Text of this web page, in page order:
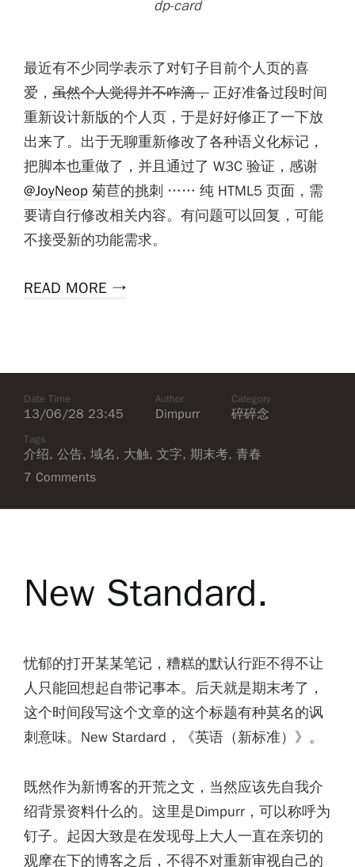
dp-card
最近有不少同学表示了对钉子目前个人页的喜
爱， 虽然个人觉得并不咋滴， 正好准备过段时间
重新设计新版的个人页，于是好好修正了一下放
出来了。出于无聊重新修改了各种语义化标记，
把脚本也重做了，并且通过了 W3C 验证，感谢
@JoyNeop 菊苣的挑刺 …… 纯 HTML5 页面，需
要请自行修改相关内容。有问题可以回复，可能
不接受新的功能需求。
READ MORE →
Date Time
13/06/28 23:45
Author
Dimpurr
Category
碎碎念
Tags
介绍, 公告, 域名, 大触, 文字, 期末考, 青春
7 Comments
New Standard.
忧郁的打开某某笔记，糟糕的默认行距不得不让
人只能回想起自带记事本。后天就是期末考了，
这个时间段写这个文章的这个标题有种莫名的讽
刺意味。New Stardard，《英语（新标准）》。
既然作为新博客的开荒之文，当然应该先自我介
绍背景资料什么的。这里是Dimpurr，可以称呼为
钉子。起因大致是在发现母上大人一直在亲切的
观摩在下的博客之后，不得不对重新审视自己的